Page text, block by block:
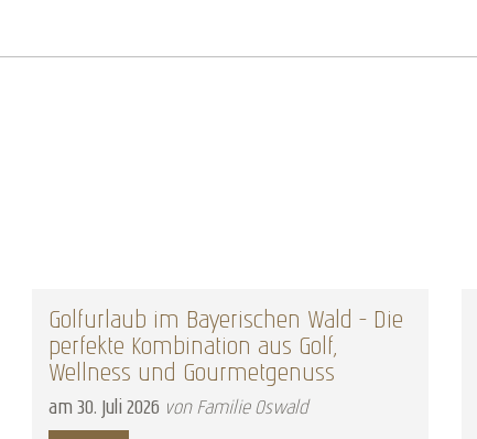
Golfurlaub im Bayerischen Wald – Die
perfekte Kombination aus Golf,
Wellness und Gourmetgenuss
am 30. Juli 2026 von Familie Oswald